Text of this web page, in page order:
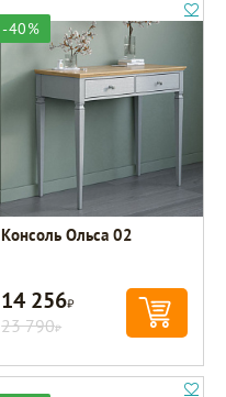
-40%
Консоль Ольса 02
14 256Р
23 790Р